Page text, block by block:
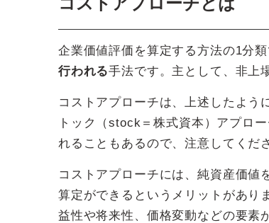
企業価値評価を算定する方法の1分
行われる手法です。主として、非
コストアプローチは、上述したよう
トック（stock＝株式資本）アプロ
れることもあるので、注意してくだ
コストアプローチには、純資産価値
算定ができるというメリットがあり
益性や将来性、価格変動などの要素